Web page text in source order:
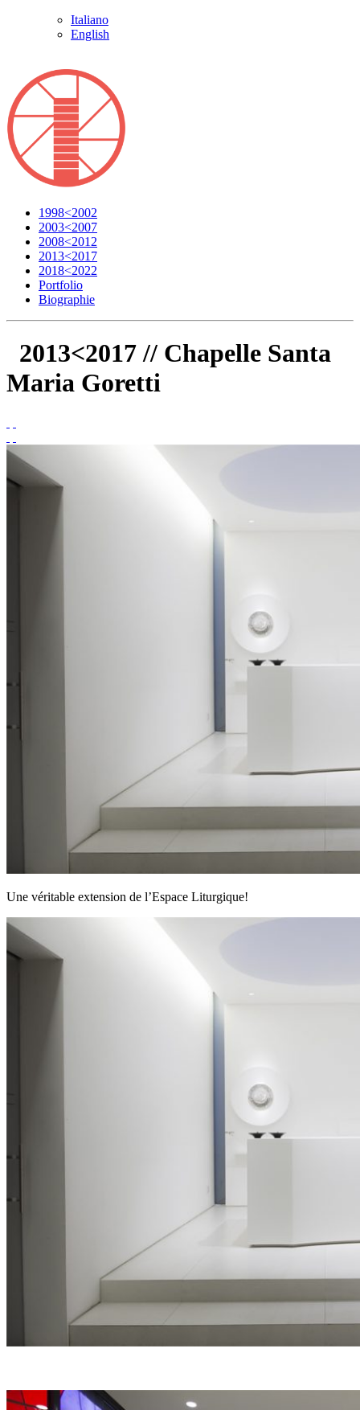
Italiano
English
1998<2002
2003<2007
2008<2012
2013<2017
2018<2022
Portfolio
Biographie
2013<2017 // Chapelle Santa
Maria Goretti
Une véritable extension de l’Espace Liturgique!